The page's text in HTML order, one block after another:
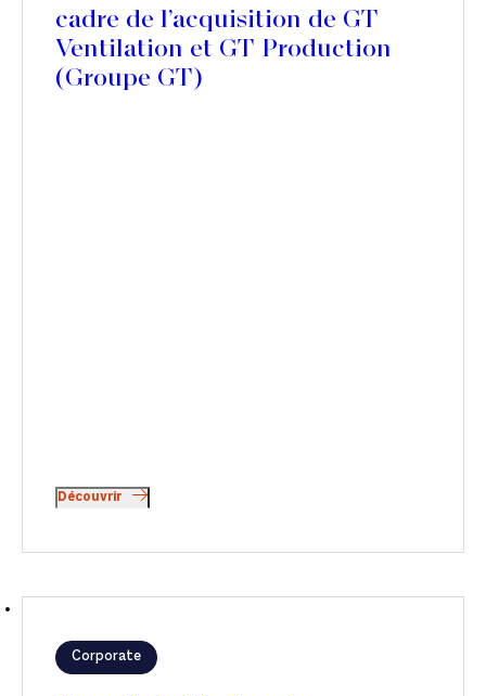
cadre de l’acquisition de GT
Ventilation et GT Production
(Groupe GT)
Découvrir
Corporate